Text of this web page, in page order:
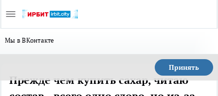
Мы в ВКонтакте
Принять
Прежде чем купить сахар, читаю